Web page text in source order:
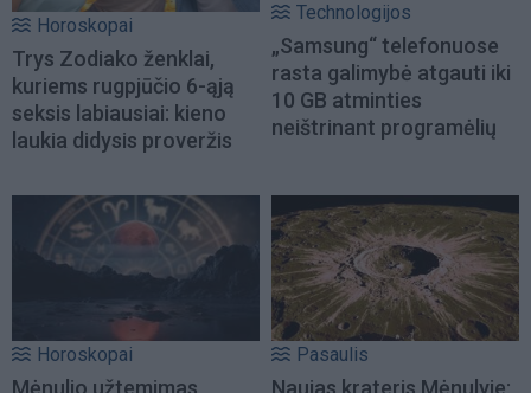
Horoskopai
Trys Zodiako ženklai,
kuriems rugpjūčio 6-ąją
seksis labiausiai: kieno
laukia didysis proveržis
Technologijos
„Samsung“ telefonuose
rasta galimybė atgauti iki
10 GB atminties
neištrinant programėlių
Horoskopai Pasaulis